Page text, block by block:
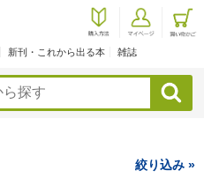
新刊・これから出る本 雑誌
検索
絞り込み »